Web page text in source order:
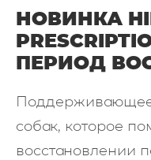
НОВИНКА
ПЕРИОД
собак, которое
восстановлении